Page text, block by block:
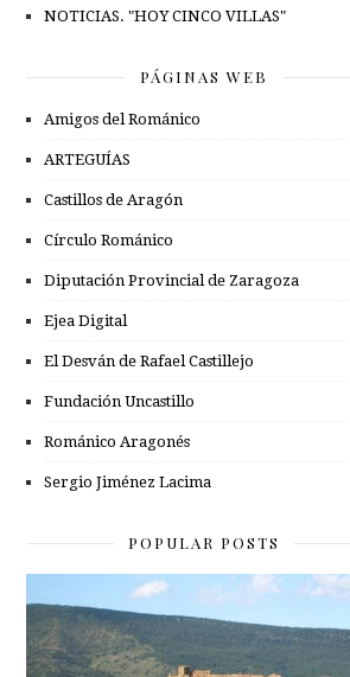
NOTICIAS. "HOY CINCO VILLAS"
PÁGINAS WEB
Amigos del Románico
ARTEGUÍAS
Castillos de Aragón
Círculo Románico
Diputación Provincial de Zaragoza
Ejea Digital
El Desván de Rafael Castillejo
Fundación Uncastillo
Románico Aragonés
Sergio Jiménez Lacima
POPULAR POSTS